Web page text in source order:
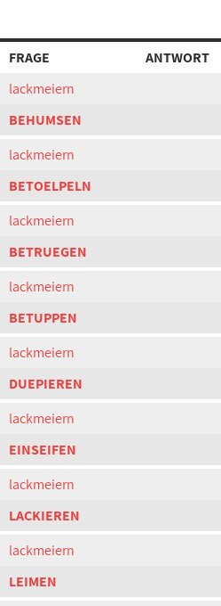
FRAGE
ANTWORT
lackmeiern
BEHUMSEN
lackmeiern
BETOELPELN
lackmeiern
BETRUEGEN
lackmeiern
BETUPPEN
lackmeiern
DUEPIEREN
lackmeiern
EINSEIFEN
lackmeiern
LACKIEREN
lackmeiern
LEIMEN